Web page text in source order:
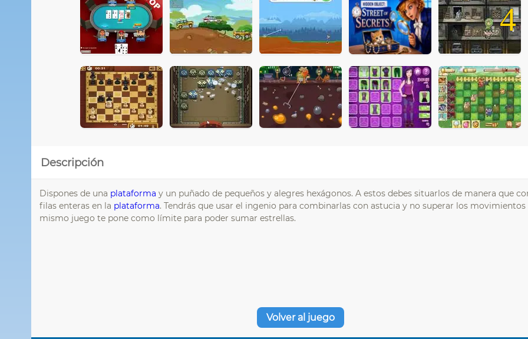
4
Descripción
Dispones de una plataforma y un puñado de pequeños y alegres hexágonos. A estos debes situarlos de manera que
filas enteras en la plataforma. Tendrás que usar el ingenio para combinarlas con astucia y no superar los movimientos
mismo juego te pone como límite para poder sumar estrellas.
Volver al juego